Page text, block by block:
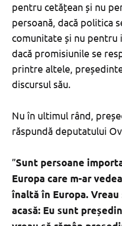
pentru cetățean și nu
persoană, dacă politica
comunitate și nu pentru
dacă promisiunile se
printre altele,
discursul său.
Nu în ultimul rând,
răspundă deputatului
”Sunt persoane
Europa care m-ar
înaltă în Europa.
acasă: Eu sunt